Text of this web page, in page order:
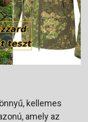
kellemes
amely az